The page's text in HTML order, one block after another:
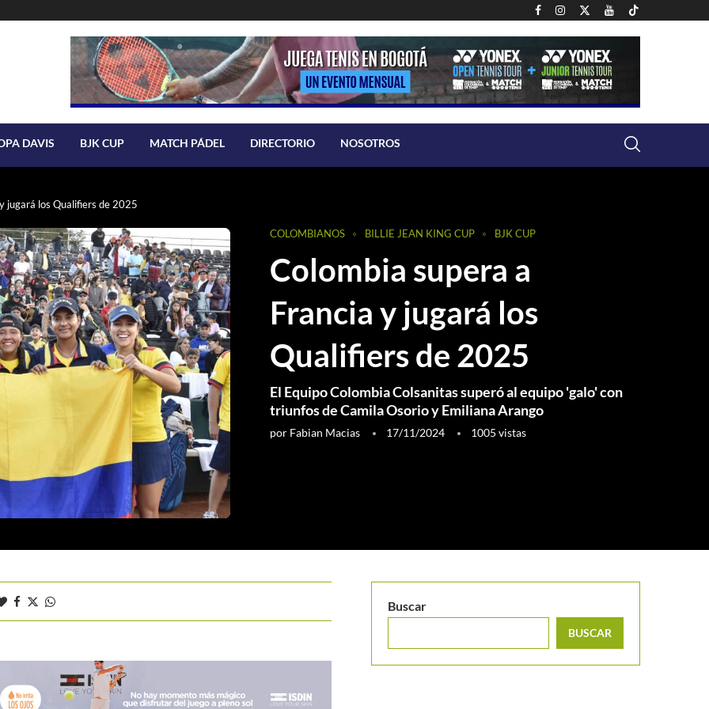
DAVIS BJK CUP MATCH PÁDEL DIRECTORIO NOSOTROS
jugará los Qualifiers de 2025
COLOMBIANOS BILLIE JEAN KING CUP BJK CUP
Colombia supera a
Francia y jugará los
Qualifiers de 2025
El Equipo Colombia Colsanitas superó al equipo 'galo' con
triunfos de Camila Osorio y Emiliana Arango
por Fabian Macias 17/11/2024 1005 vistas
Buscar
BUSCAR